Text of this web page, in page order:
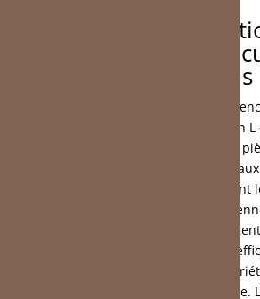
Critères de
des meubles de
Fondettes
La disposition de l’espace
configurations. Les formes en
s’intègrent bien dans les petites
les îlots centraux conviennent
vastes. Ces agencements facilitent
et améliorent l’utilisation
durable, et le stratifié résiste
usages intensifs. Une telle
concilier apparence et robustesse.